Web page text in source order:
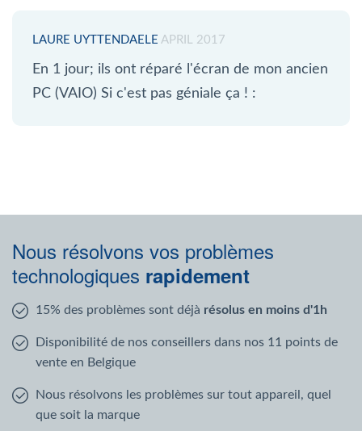
LAURE UYTTENDAELE APRIL 2017
En 1 jour; ils ont réparé l'écran de mon ancien
PC (VAIO) Si c'est pas géniale ça ! :
Nous résolvons vos problèmes
technologiques rapidement
15% des problèmes sont déjà résolus en moins d'1h
Disponibilité de nos conseillers dans nos 11 points de
vente en Belgique
Nous résolvons les problèmes sur tout appareil, quel
que soit la marque